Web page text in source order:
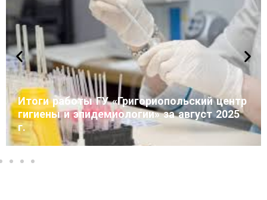
Итоги работы ГУ «Григориопольский центр
гигиены и эпидемиологии» за август 2025
г.